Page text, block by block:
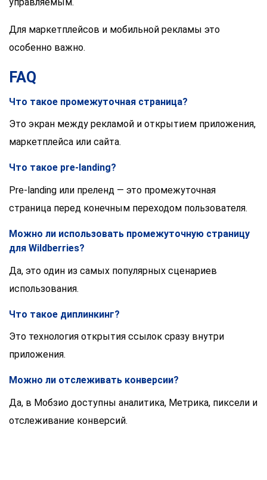
Для маркетплейсов и мобильной рекламы это
особенно важно.
FAQ
Что такое промежуточная страница?
Это экран между рекламой и открытием приложения,
маркетплейса или сайта.
Что такое pre-landing?
Pre-landing или преленд — это промежуточная
страница перед конечным переходом пользователя.
Можно ли использовать промежуточную страницу
для Wildberries?
Да, это один из самых популярных сценариев
использования.
Что такое диплинкинг?
Это технология открытия ссылок сразу внутри
приложения.
Можно ли отслеживать конверсии?
Да, в Мобзио доступны аналитика, Метрика, пиксели и
отслеживание конверсий.